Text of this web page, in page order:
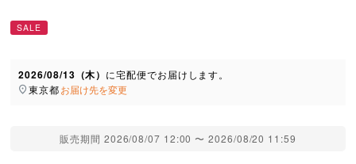
SALE
2026/08/13（木） に宅配便でお届けします。
東京都お届け先を変更
販売期間 2026/08/07 12:00 〜 2026/08/20 11:59